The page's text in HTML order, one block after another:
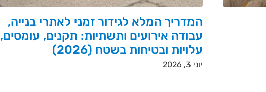
המדריך המלא לגידור זמני לאתרי בנייה,
עבודה אירועים ותשתיות: תקנים, עומסים,
עלויות ובטיחות בשטח (2026)
יוני 3, 2026